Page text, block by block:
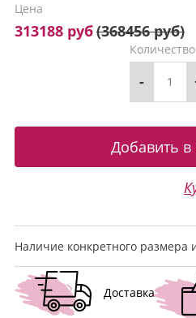
Цена
313188 руб(368456 руб)
Количество
-
Наличие конкретного размера
Доставка